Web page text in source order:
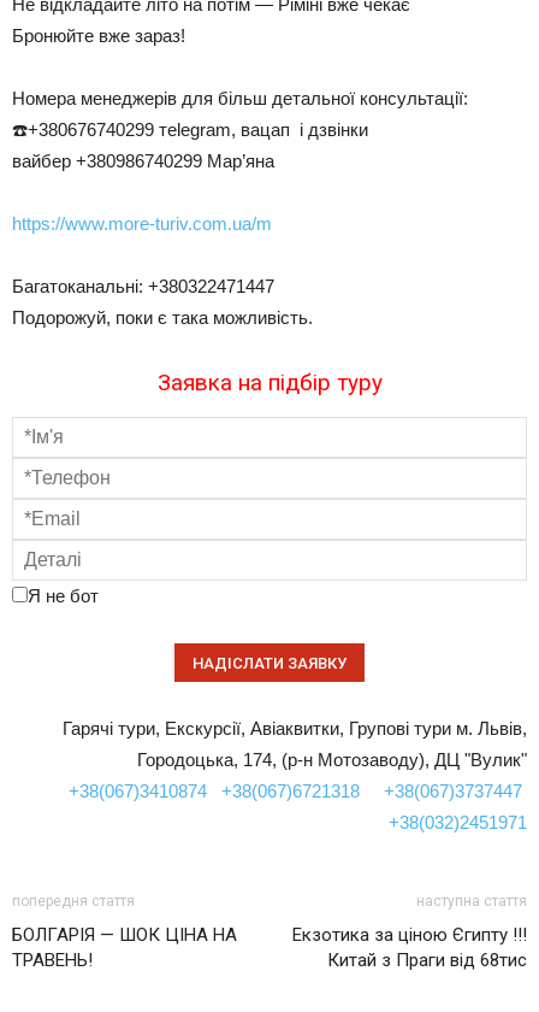
Не відкладайте літо на потім — Ріміні вже чекає
Бронюйте вже зараз!
Номера менеджерів для більш детальної консультації:
☎️+380676740299 тelegram, вацап і дзвінки
вайбер +380986740299 Мар’яна
https://www.more-turiv.com.ua/m
Багатоканальні: +380322471447
Подорожуй, поки є така можливість.
Заявка на підбір туру
Я не бот
Гарячі тури, Екскурсії, Авіаквитки, Групові тури м. Львів,
Городоцька, 174, (р-н Мотозаводу), ДЦ "Вулик"
+38(067)3410874
+38(067)6721318
+38(067)3737447
+38(032)2451971
попередня стаття
БОЛГАРІЯ — ШОК ЦІНА НА
ТРАВЕНЬ!
наступна стаття
Екзотика за ціною Єгипту !!!
Китай з Праги від 68тис